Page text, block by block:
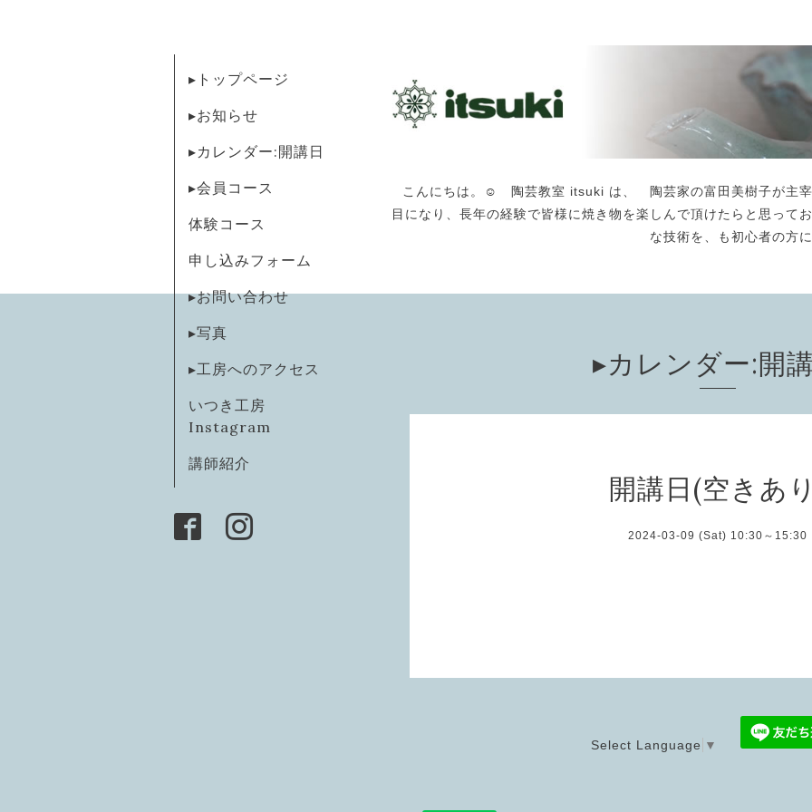
こんにちは。☺️ 陶芸教室 itsuki は、 陶芸家の富田美樹子が主
目になり、長年の経験で皆様に焼き物を楽しんで頂けたらと思っ
な技術を、も初心者の
▸トップページ
▸お知らせ
▸カレンダー:開講日
▸会員コース
体験コース
申し込みフォーム
▸お問い合わせ
▸写真
▸工房へのアクセス
いつき工房
Instagram
講師紹介
▸カレンダー:開
開講日(空きあ
2024-03-09 (Sat) 10:30～15:30
Select Language ▼